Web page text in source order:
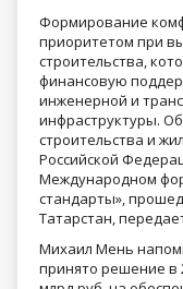
Формирование
приоритетом при
строительства,
финансовую
инженерной и
инфраструктуры.
строительства и
Российской
Международном
стандарты»,
Татарстан,
Михаил Мень
принято решение в